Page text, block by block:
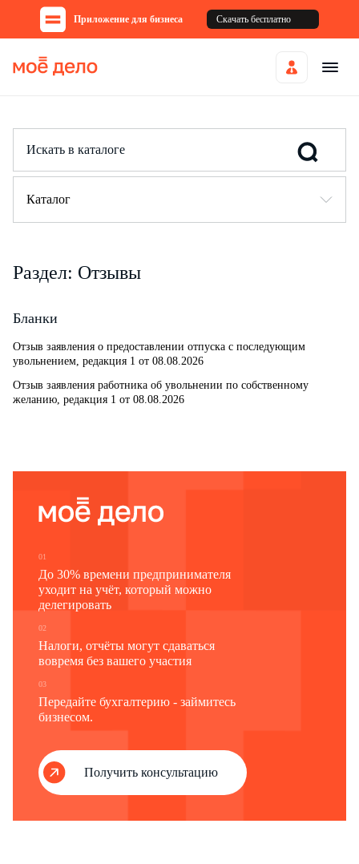
Приложение для бизнеса Скачать бесплатно
Каталог
Раздел: Отзывы
Бланки
Отзыв заявления о предоставлении отпуска с последующим
увольнением, редакция 1 от 08.08.2026
Отзыв заявления работника об увольнении по собственному
желанию, редакция 1 от 08.08.2026
01
До 30% времени предпринимателя
уходит на учёт, который можно
делегировать
02
Налоги, отчёты могут сдаваться
вовремя без вашего участия
03
Передайте бухгалтерию - займитесь
бизнесом.
Получить консультацию